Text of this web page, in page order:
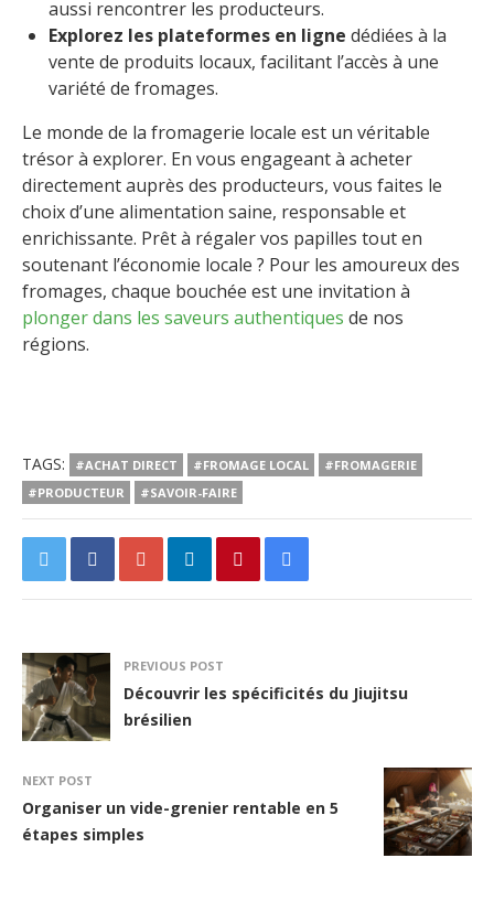
aussi rencontrer les producteurs.
Explorez les plateformes en ligne dédiées à la
vente de produits locaux, facilitant l’accès à une
variété de fromages.
Le monde de la fromagerie locale est un véritable
trésor à explorer. En vous engageant à acheter
directement auprès des producteurs, vous faites le
choix d’une alimentation saine, responsable et
enrichissante. Prêt à régaler vos papilles tout en
soutenant l’économie locale ? Pour les amoureux des
fromages, chaque bouchée est une invitation à
plonger dans les saveurs authentiques de nos
régions.
TAGS: #ACHAT DIRECT #FROMAGE LOCAL
#FROMAGERIE
#PRODUCTEUR
#SAVOIR-FAIRE
PREVIOUS POST
Découvrir les spécificités du Jiujitsu
brésilien
NEXT POST
Organiser un vide-grenier rentable en 5
étapes simples